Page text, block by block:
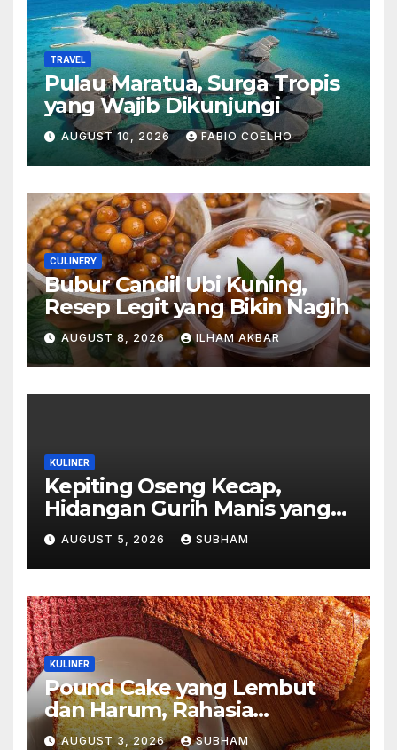
TRAVEL
Pulau Maratua, Surga Tropis
yang Wajib Dikunjungi
AUGUST 10, 2026 FABIO COELHO
CULINERY
Bubur Candil Ubi Kuning,
Resep Legit yang Bikin Nagih
AUGUST 8, 2026 ILHAM AKBAR
KULINER
Kepiting Oseng Kecap,
Hidangan Gurih Manis yang
Selalu Menggugah Selera di
Setiap Suapan
AUGUST 5, 2026 SUBHAM
KULINER
Pound Cake yang Lembut
dan Harum, Rahasia
Kelezatan Kue Klasik yang
AUGUST 3, 2026 SUBHAM